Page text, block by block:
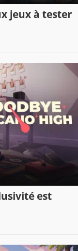
jeux à tester
est